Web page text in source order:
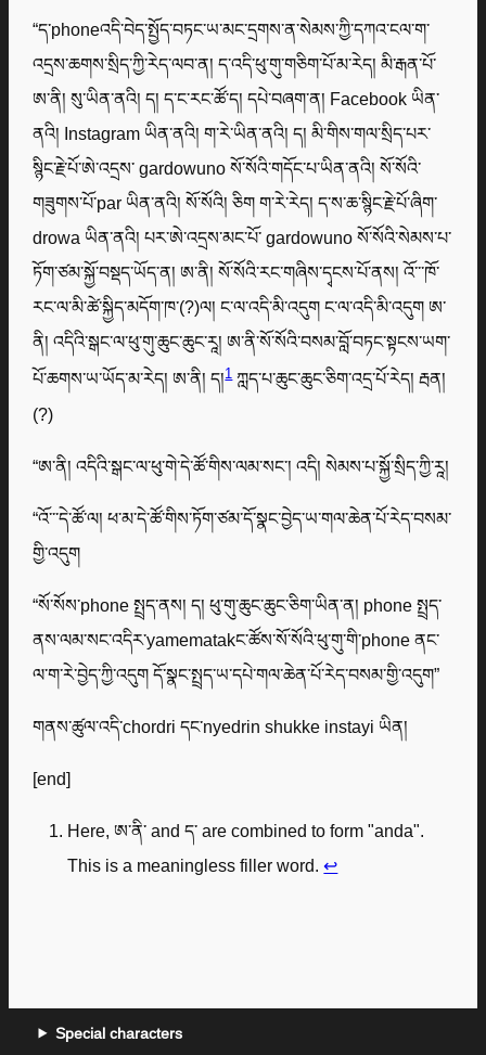
“ད་phoneའདི་བེད་སྤྱོད་བཏང་ཡ་མང་དྲགས་ན་སེམས་ཀྱི་དཀའ་ངལ་ག་
འདྲས་ཆགས་སྲིད་ཀྱི་རེད་ལབ་ན། ད་འདི་ཕུ་གུ་གཅིག་པོ་མ་རེད། མི་རྒན་པོ་
ཨ་ནི། སུ་ཡིན་ནའི། ད། ད་ང་རང་ཚོ་ད། དཔེ་བཞག་ན། Facebook ཡིན་
ནའི། Instagram ཡིན་ནའི། ག་རེ་ཡིན་ནའི། ད། མི་གིས་གལ་སྲིད་པར་
སྙིང་རྗེ་པོ་ཨེ་འདྲས་ gardowuno སོ་སོའི་གདོང་པ་ཡིན་ནའི། སོ་སོའི་
གཟུགས་པོ་par ཡིན་ནའི། སོ་སོའི། ཅིག ག་རེ་རེད། ད་ས་ཆ་སྙིང་རྗེ་པོ་ཞིག་
drowa ཡིན་ནའི། པར་ཨེ་འདྲས་མང་པོ་ gardowuno སོ་སོའི་སེམས་པ་
ཏོག་ཙམ་སྐྱོ་བསྡད་ཡོད་ན། ཨ་ནི། སོ་སོའི་རང་གཞིས་དྭངས་པོ་ནས། འོ་་་ཁོ་
རང་ལ་མི་ཚེ་སྐྱིད་མདོག་ཁ་(?)ལ། ང་ལ་འདི་མི་འདུག ང་ལ་འདི་མི་འདུག ཨ་
ནི། འདིའི་སྒང་ལ་ཕུ་གུ་ཆུང་ཆུང་རཱ། ཨ་ནི་སོ་སོའི་བསམ་བློ་བཏང་སྟངས་ཡག་
པོ་ཆགས་ཡ་ཡོད་མ་རེད། ཨ་ནི། ད།1ཀླད་པ་ཆུང་ཆུང་ཅིག་འདྲ་པོ་རེད། རྦན།
(?)
“ཨ་ནི། འདིའི་སྒང་ལ་ཕུ་གེ་དེ་ཚོ་གིས་ལམ་སང་། འདི། སེམས་པ་སྐྱོ་སྲིད་ཀྱི་ཪཱ།
“འོ་་་དེ་ཚོ་ལ། ཕ་མ་དེ་ཚོ་གིས་ཏོག་ཙམ་དོ་སྣང་བྱེད་ཡ་གལ་ཆེན་པོ་རེད་བསམ་
གྱི་འདུག
“སོ་སོས་phone སྤྲད་ནས། ད། ཕུ་གུ་ཆུང་ཆུང་ཅིག་ཡིན་ན། phone སྤྲད་
ནས་ལམ་སང་འདིར་yamematakང་ཚོས་སོ་སོའི་ཕུ་གུ་གི་phone ནང་
ལ་ག་རེ་བྱེད་ཀྱི་འདུག དོ་སྣང་སྤྲད་ཡ་དཔེ་གལ་ཆེན་པོ་རེད་བསམ་གྱི་འདུག”
གནས་ཚུལ་འདི་chordri དང་nyedrin shukke instayi ཡིན།
[end]
Here, ཨ་ནི་ and ད་ are combined to form "anda".
This is a meaningless filler word.↩︎
Special characters